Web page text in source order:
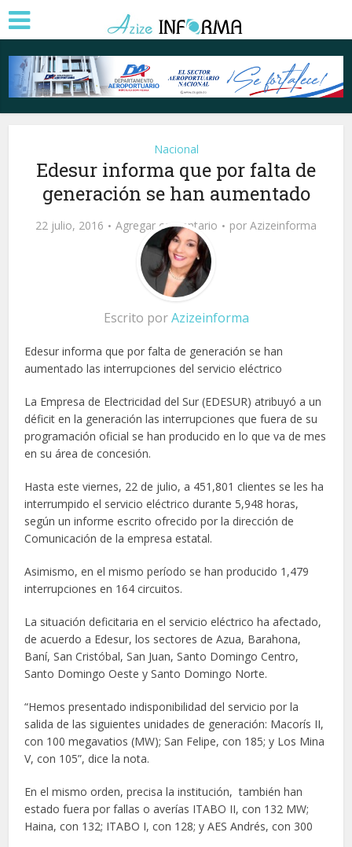
Nacional
Edesur informa que por falta de
generación se han aumentado
22 julio, 2016 Agregar comentario por Azizeinforma
Escrito porAzizeinforma
Edesur informa que por falta de generación se han
aumentado las interrupciones del servicio eléctrico
La Empresa de Electricidad del Sur (EDESUR) atribuyó a un
déficit en la generación las interrupciones que fuera de su
programación oficial se han producido en lo que va de mes
en su área de concesión.
Hasta este viernes, 22 de julio, a 451,801 clientes se les ha
interrumpido el servicio eléctrico durante 5,948 horas,
según un informe escrito ofrecido por la dirección de
Comunicación de la empresa estatal.
Asimismo, en el mismo período se han producido 1,479
interrupciones en 164 circuitos.
La situación deficitaria en el servicio eléctrico ha afectado,
de acuerdo a Edesur, los sectores de Azua, Barahona,
Baní, San Cristóbal, San Juan, Santo Domingo Centro,
Santo Domingo Oeste y Santo Domingo Norte.
“Hemos presentado indisponibilidad del servicio por la
salida de las siguientes unidades de generación: Macorís II,
con 100 megavatios (MW); San Felipe, con 185; y Los Mina
V, con 105”, dice la nota.
En el mismo orden, precisa la institución, también han
estado fuera por fallas o averías ITABO II, con 132 MW;
Haina, con 132; ITABO I, con 128; y AES Andrés, con 300